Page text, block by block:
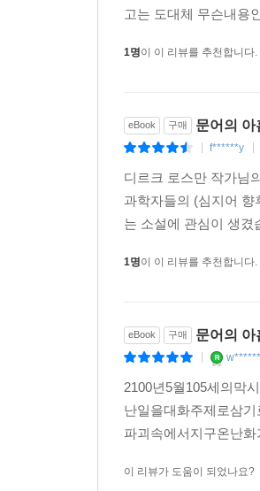
(독일 일간지)
소재가 섬뜩하고 드라마
겁 많은 요리사와 자신의
코로나19로 인해 여행이
디르크 로스만의 생각을
권력을 방어하려는 사람
모면한다.
그릴 온도가 이미 200도
한마디도 빼놓지 않았다.
“그것이 바로 브라질인들
되겠지요. 푸틴도 마찬가
고는 도대체 무슨내용
1명이 이 리뷰를 추천합니다.
eBook 구매 문어의 아
f******y
디르크 로스만 작가님
과학자들의 (심지어
는 소설에 관심이 생
1명이 이 리뷰를 추천합니다.
eBook 구매 문어의 아
2100년5월105세의막
난일을대화주제로삼
파괴속에서지구온난
이 리뷰가 도움이 되었나요?